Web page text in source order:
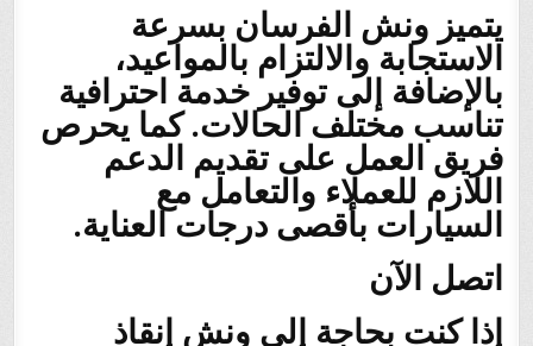
يتميز ونش الفرسان بسرعة
الاستجابة والالتزام بالمواعيد،
بالإضافة إلى توفير خدمة احترافية
تناسب مختلف الحالات. كما يحرص
فريق العمل على تقديم الدعم
اللازم للعملاء والتعامل مع
السيارات بأقصى درجات العناية.
اتصل الآن
إذا كنت بحاجة إلى ونش إنقاذ